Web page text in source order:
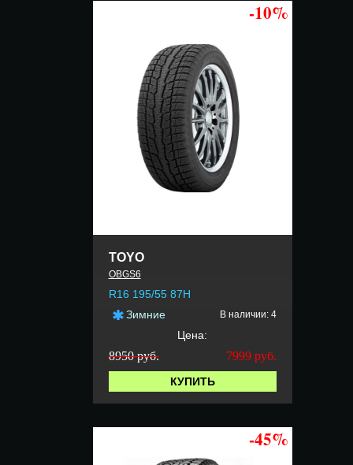
-10%
TOYO
OBGS6
R16 195/55 87H
Зимние
В наличии: 4
Цена:
8950 руб. 7999 руб.
КУПИТЬ
-45%